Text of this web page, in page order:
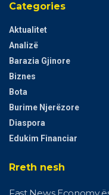
Categories
Aktualitet
Analizë
Barazia Gjinore
Biznes
Bota
Burime Njerëzore
Diaspora
Edukim Financiar
Rreth nesh